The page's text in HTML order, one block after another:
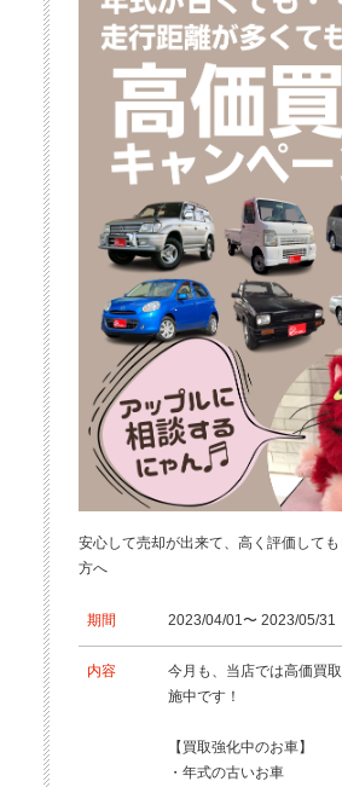
安心して売却が出来て、高く評価して
方へ
期間 2023/04/01〜 2023/05/31
内容
今月も、当店では高価買
施中です！
【買取強化中のお車】
・年式の古いお車